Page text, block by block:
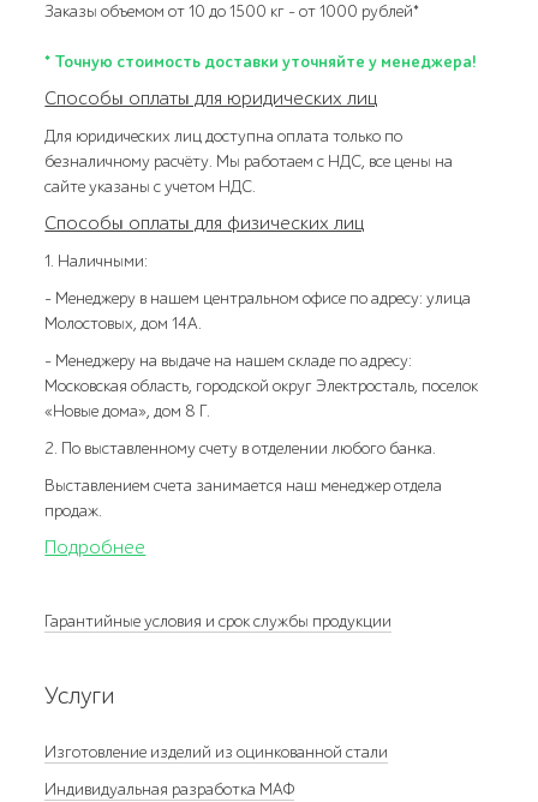
Заказы объемом от 10 до 1500 кг – от 1000 рублей*
* Точную стоимость доставки уточняйте у менеджера!
Способы оплаты для юридических лиц
Для юридических лиц доступна оплата только по
безналичному расчёту. Мы работаем с НДС, все цены на
сайте указаны с учетом НДС.
Способы оплаты для физических лиц
1. Наличными:
- Менеджеру в нашем центральном офисе по адресу: улица
Молостовых, дом 14А.
- Менеджеру на выдаче на нашем складе по адресу:
Московская область, городской округ Электросталь, поселок
«Новые дома», дом 8 Г.
2. По выставленному счету в отделении любого банка.
Выставлением счета занимается наш менеджер отдела
продаж.
Подробнее
Гарантийные условия и срок службы продукции
Услуги
Изготовление изделий из оцинкованной стали
Индивидуальная разработка МАФ